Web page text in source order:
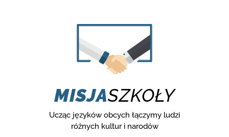
MISJASZKOŁY
Ucząc języków obcych łączymy ludzi
różnych kultur i narodów